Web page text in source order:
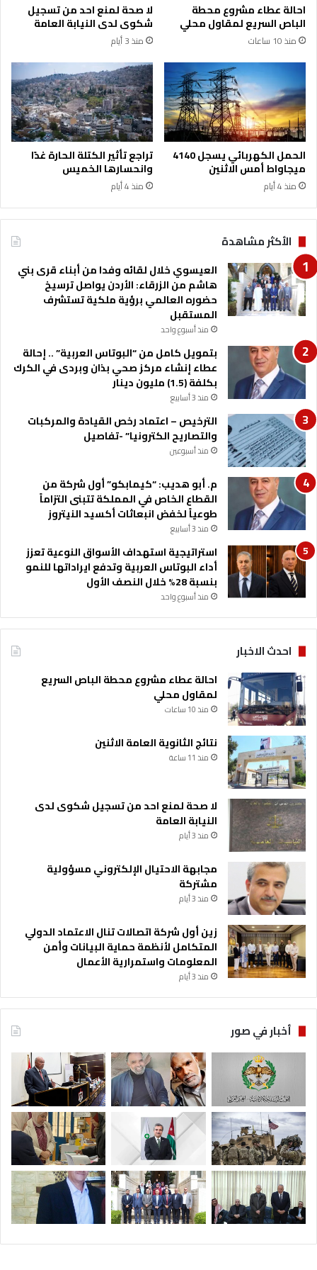
ا
ل
ت
ي
د
و
ت
ح
م
ل
ا
ل
م
س
ؤ
و
ل
ي
ة
ر
ا
ت
ت
ق
ي
ا
ل
ق
ب
ض
ع
ل
ى
1
8
ت
ا
ج
ر
و
م
و
ج
ا
ل
ل
م
خ
د
ا
ت
خ
ل
ا
ل
ع
م
ه
ا
م
ع
1
0
ق
ض
ا
ي
ا
ن
و
ة
احالة عطاء مشروع محطة
الباص السريع لمقاول محلي
منذ 10 ساعات
لا صحة لمنع احد من تسجيل
شكوى لدى النيابة العامة
منذ 3 أيام
الحمل الكهربائي يسجل 4140
ميجاواط أمس الاثنين
منذ 4 أيام
تراجع تأثير الكتلة الحارة غدًا
وانحسارها الخميس
منذ 4 أيام
الأكثر مشاهدة
العيسوي خلال لقائه وفدا من أبناء قرى بني
هاشم من الزرقاء: الأردن يواصل ترسيخ
حضوره العالمي برؤية ملكية تستشرف
المستقبل
منذ أسبوع واحد
بتمويل كامل من “البوتاس العربية” .. إحالة
عطاء إنشاء مركز صحي بذان وبردى في الكرك
بكلفة (1.5) مليون دينار
منذ 3 أسابيع
الترخيص – اعتماد رخص القيادة والمركبات
والتصاريح الكترونيا” -تفاصيل
منذ أسبوعين
م. أبو هديب: “كيمابكو” أول شركة من
القطاع الخاص في المملكة تتبنى التزاماً
طوعياً لخفض انبعاثات أكسيد النيتروز
منذ 3 أسابيع
استراتيجية استهداف الأسواق النوعية تعزز
أداء البوتاس العربية وتدفع ايراداتها للنمو
بنسبة 28% خلال النصف الأول
منذ أسبوع واحد
احدث الاخبار
احالة عطاء مشروع محطة الباص السريع
لمقاول محلي
منذ 10 ساعات
نتائج الثانوية العامة الاثنين
منذ 11 ساعة
لا صحة لمنع احد من تسجيل شكوى لدى
النيابة العامة
منذ 3 أيام
مجابهة الاحتيال الإلكتروني مسؤولية
مشتركة
منذ 3 أيام
زين أول شركة اتصالات تنال الاعتماد الدولي
المتكامل لأنظمة حماية البيانات وأمن
المعلومات واستمرارية الأعمال
منذ 3 أيام
أخبار في صور